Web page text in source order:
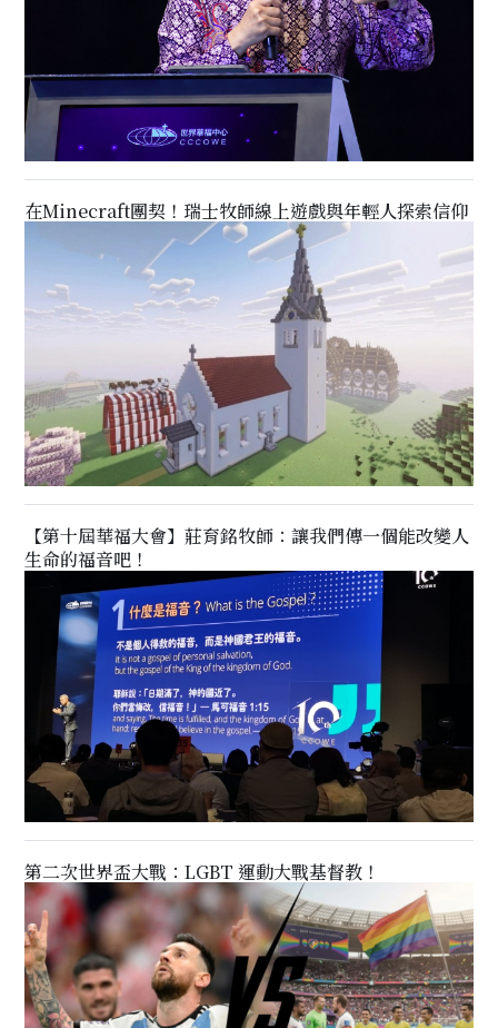
在Minecraft團契！瑞士牧師線上遊戲與年輕人探索信仰
【第十屆華福大會】莊育銘牧師：讓我們傳一個能改變人
生命的福音吧！
第二次世界盃大戰：LGBT 運動大戰基督教！